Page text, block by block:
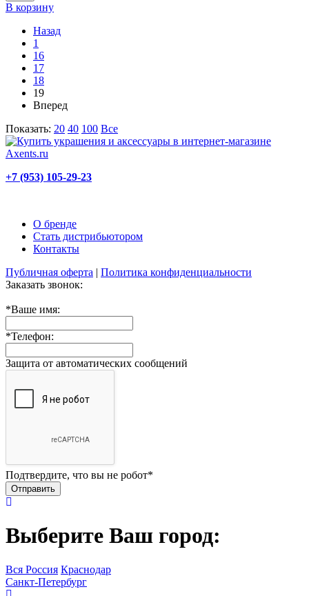
В корзину
Назад
1
16
17
18
19
Вперед
Показать: 20 40 100 Все
+7 (953) 105-29-23
О бренде
Стать дистрибьютором
Контакты
Публичная оферта | Политика конфиденциальности
Заказать звонок:
*Ваше имя:
*Телефон:
Защита от автоматических сообщений
Подтвердите, что вы не робот*
Выберите Ваш город:
Вся Россия Краснодар
Санкт-Петербург